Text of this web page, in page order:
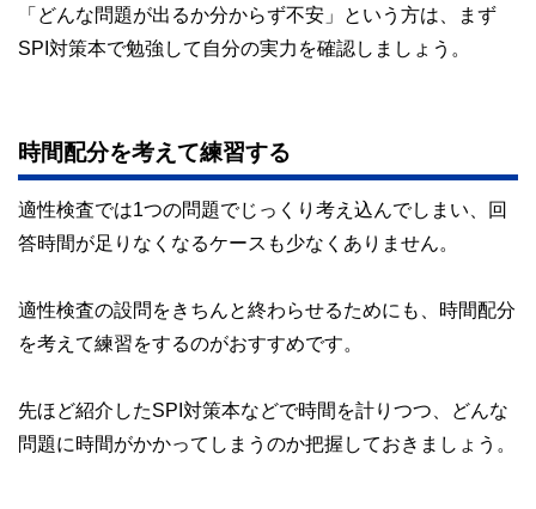
「どんな問題が出るか分からず不安」という方は、まず
SPI対策本で勉強して自分の実力を確認しましょう。
時間配分を考えて練習する
適性検査では1つの問題でじっくり考え込んでしまい、回
答時間が足りなくなるケースも少なくありません。
適性検査の設問をきちんと終わらせるためにも、時間配分
を考えて練習をするのがおすすめです。
先ほど紹介したSPI対策本などで時間を計りつつ、どんな
問題に時間がかかってしまうのか把握しておきましょう。